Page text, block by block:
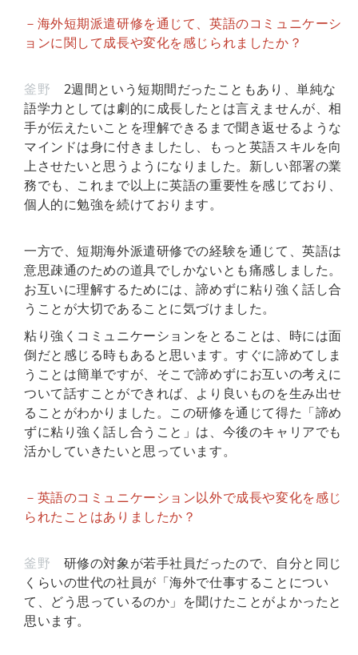
－海外短期派遣研修を通じて、英語のコミュニケーシ
ョンに関して成長や変化を感じられましたか？
釜野 2週間という短期間だったこともあり、単純な
語学力としては劇的に成長したとは言えませんが、相
手が伝えたいことを理解できるまで聞き返せるような
マインドは身に付きましたし、もっと英語スキルを向
上させたいと思うようになりました。新しい部署の業
務でも、これまで以上に英語の重要性を感じており、
個人的に勉強を続けております。
一方で、短期海外派遣研修での経験を通じて、英語は
意思疎通のための道具でしかないとも痛感しました。
お互いに理解するためには、諦めずに粘り強く話し合
うことが大切であることに気づけました。
粘り強くコミュニケーションをとることは、時には面
倒だと感じる時もあると思います。すぐに諦めてしま
うことは簡単ですが、そこで諦めずにお互いの考えに
ついて話すことができれば、より良いものを生み出せ
ることがわかりました。この研修を通じて得た「諦め
ずに粘り強く話し合うこと」は、今後のキャリアでも
活かしていきたいと思っています。
－英語のコミュニケーション以外で成長や変化を感じ
られたことはありましたか？
釜野 研修の対象が若手社員だったので、自分と同じ
くらいの世代の社員が「海外で仕事することについ
て、どう思っているのか」を聞けたことがよかったと
思います。